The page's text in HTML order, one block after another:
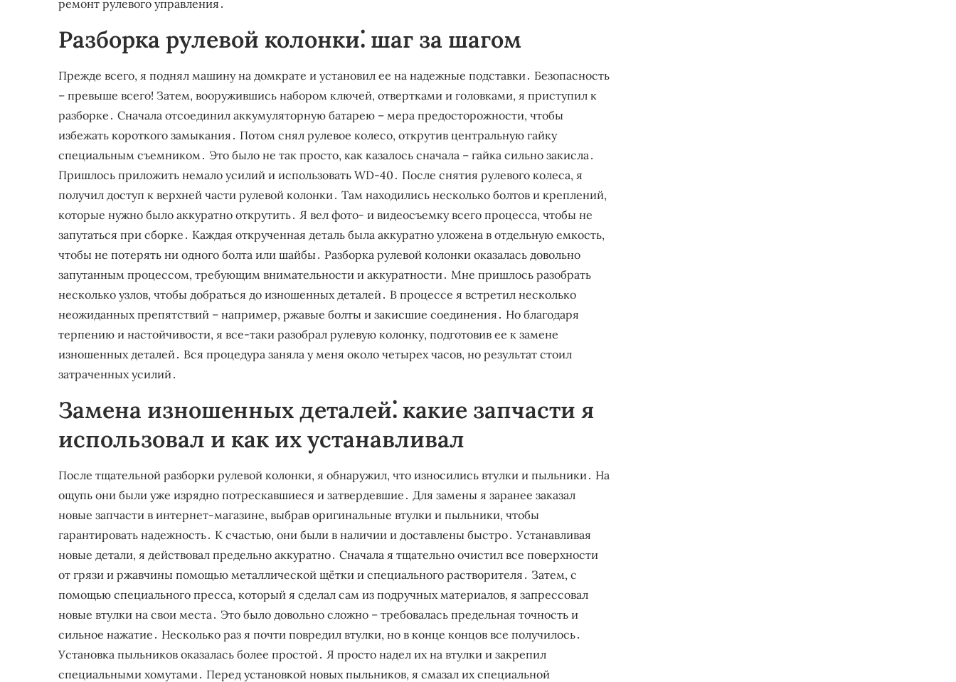
ремонт рулевого управления․
Разборка рулевой колонки⁚ шаг за шагом
Прежде всего, я поднял машину на домкрате и установил ее на надежные подставки․ Безопасность
– превыше всего! Затем, вооружившись набором ключей, отвертками и головками, я приступил к
разборке․ Сначала отсоединил аккумуляторную батарею – мера предосторожности, чтобы
избежать короткого замыкания․ Потом снял рулевое колесо, открутив центральную гайку
специальным съемником․ Это было не так просто, как казалось сначала – гайка сильно закисла․
Пришлось приложить немало усилий и использовать WD-40․ После снятия рулевого колеса, я
получил доступ к верхней части рулевой колонки․ Там находились несколько болтов и креплений,
которые нужно было аккуратно открутить․ Я вел фото- и видеосъемку всего процесса, чтобы не
запутаться при сборке․ Каждая открученная деталь была аккуратно уложена в отдельную емкость,
чтобы не потерять ни одного болта или шайбы․ Разборка рулевой колонки оказалась довольно
запутанным процессом, требующим внимательности и аккуратности․ Мне пришлось разобрать
несколько узлов, чтобы добраться до изношенных деталей․ В процессе я встретил несколько
неожиданных препятствий – например, ржавые болты и закисшие соединения․ Но благодаря
терпению и настойчивости, я все-таки разобрал рулевую колонку, подготовив ее к замене
изношенных деталей․ Вся процедура заняла у меня около четырех часов, но результат стоил
затраченных усилий․
Замена изношенных деталей⁚ какие запчасти я
использовал и как их устанавливал
После тщательной разборки рулевой колонки, я обнаружил, что износились втулки и пыльники․ На
ощупь они были уже изрядно потрескавшиеся и затвердевшие․ Для замены я заранее заказал
новые запчасти в интернет-магазине, выбрав оригинальные втулки и пыльники, чтобы
гарантировать надежность․ К счастью, они были в наличии и доставлены быстро․ Устанавливая
новые детали, я действовал предельно аккуратно․ Сначала я тщательно очистил все поверхности
от грязи и ржавчины помощью металлической щётки и специального растворителя․ Затем, с
помощью специального пресса, который я сделал сам из подручных материалов, я запрессовал
новые втулки на свои места․ Это было довольно сложно – требовалась предельная точность и
сильное нажатие․ Несколько раз я почти повредил втулки, но в конце концов все получилось․
Установка пыльников оказалась более простой․ Я просто надел их на втулки и закрепил
специальными хомутами․ Перед установкой новых пыльников, я смазал их специальной